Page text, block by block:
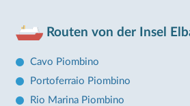
Routen von der Insel
Cavo Piombino
Portoferraio Piombino
Rio Marina Piombino